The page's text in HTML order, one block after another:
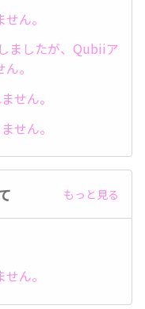
ん。
ましたが、Qubiiア
。
せん。
せん。
もっと見る
ん。